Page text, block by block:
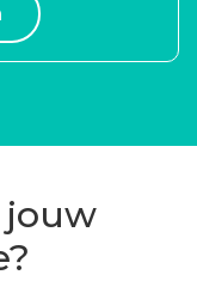
jouw